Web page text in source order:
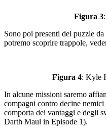
Figura 3
Sono poi presenti dei puzzle
potremo scoprire trappole,
Figura 4: Kyle
In alcune missioni saremo
compagni contro decine
comporta dei vantaggi e degli
Darth Maul in Episode 1).